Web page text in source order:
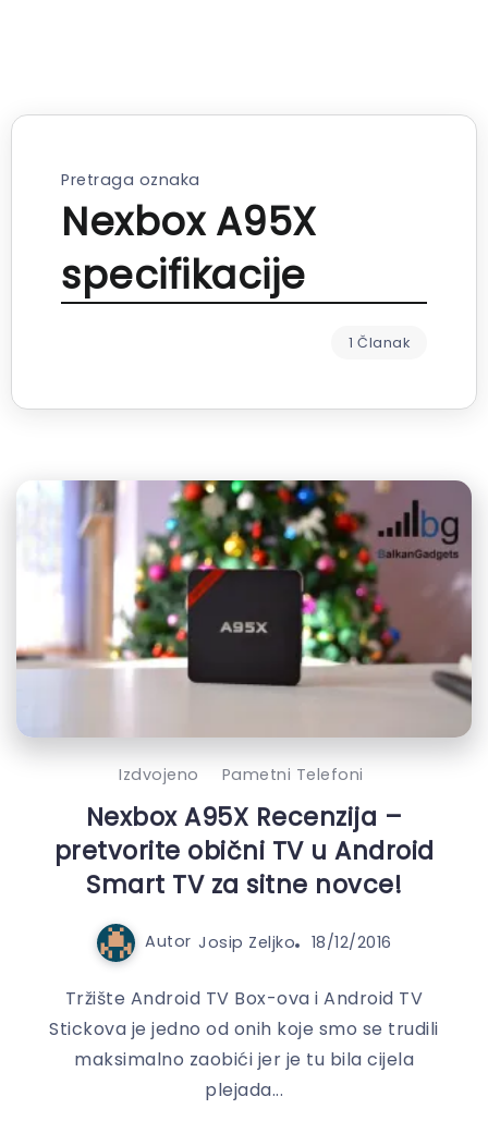
Pretraga oznaka
Nexbox A95X
specifikacije
1 Članak
Izdvojeno Pametni Telefoni
Nexbox A95X Recenzija –
pretvorite obični TV u Android
Smart TV za sitne novce!
Autor Josip Zeljko 18/12/2016
Tržište Android TV Box-ova i Android TV
Stickova je jedno od onih koje smo se trudili
maksimalno zaobići jer je tu bila cijela
plejada...